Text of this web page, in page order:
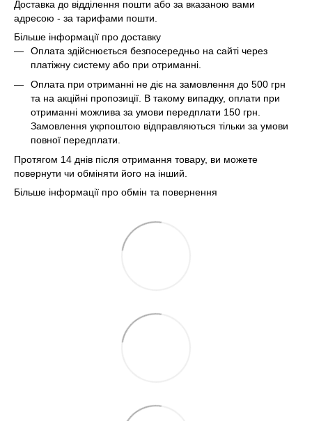
Доставка до відділення пошти або за вказаною вами
адресою - за тарифами пошти.
Більше інформації про доставку
Оплата здійснюється безпосередньо на сайті через
платіжну систему або при отриманні.
Оплата при отриманні не діє на замовлення до 500 грн
та на акційні пропозиції. В такому випадку, оплати при
отриманні можлива за умови передплати 150 грн.
Замовлення укрпоштою відправляються тільки за умови
повної передплати.
Протягом 14 днів після отримання товару, ви можете
повернути чи обміняти його на інший.
Більше інформації про обмін та повернення